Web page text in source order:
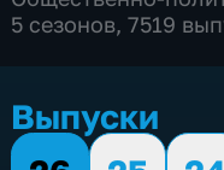
5 сезонов, 7519
Выпуски